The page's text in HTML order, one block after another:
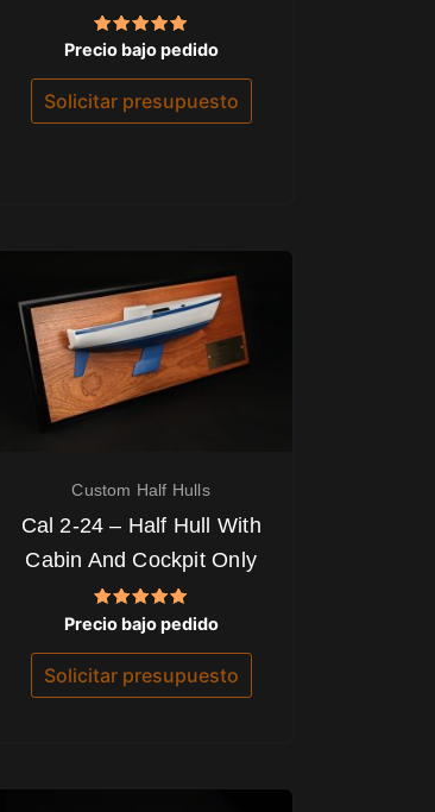
Valorado
con
5.00
Precio bajo pedido
Solicitar presupuesto
Custom Half Hulls
Cal 2-24 – Half Hull With
Cabin And Cockpit Only
Valorado
con
5.00
Precio bajo pedido
Solicitar presupuesto